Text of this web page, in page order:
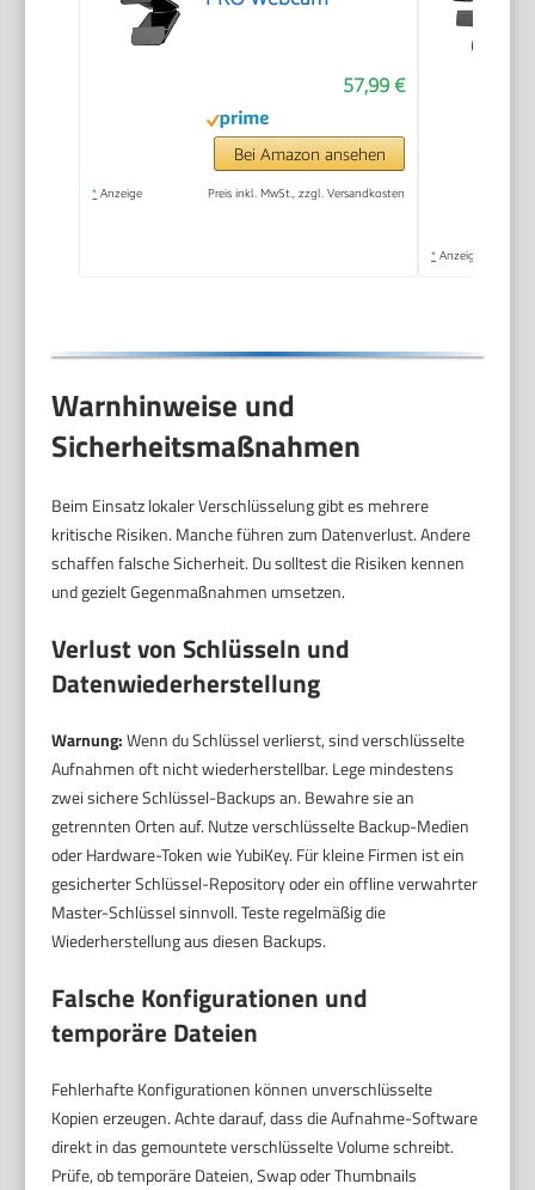
57,99 €
Bei Amazon ansehen
* Anzeige Preis inkl. MwSt., zzgl. Versandkosten
* Anzeige
Warnhinweise und
Sicherheitsmaßnahmen
Beim Einsatz lokaler Verschlüsselung gibt es mehrere
kritische Risiken. Manche führen zum Datenverlust. Andere
schaffen falsche Sicherheit. Du solltest die Risiken kennen
und gezielt Gegenmaßnahmen umsetzen.
Verlust von Schlüsseln und
Datenwiederherstellung
Warnung:Wenn du Schlüssel verlierst, sind verschlüsselte
Aufnahmen oft nicht wiederherstellbar. Lege mindestens
zwei sichere Schlüssel-Backups an. Bewahre sie an
getrennten Orten auf. Nutze verschlüsselte Backup-Medien
oder Hardware-Token wie YubiKey. Für kleine Firmen ist ein
gesicherter Schlüssel-Repository oder ein offline verwahrter
Master-Schlüssel sinnvoll. Teste regelmäßig die
Wiederherstellung aus diesen Backups.
Falsche Konfigurationen und
temporäre Dateien
Fehlerhafte Konfigurationen können unverschlüsselte
Kopien erzeugen. Achte darauf, dass die Aufnahme-Software
direkt in das gemountete verschlüsselte Volume schreibt.
Prüfe, ob temporäre Dateien, Swap oder Thumbnails